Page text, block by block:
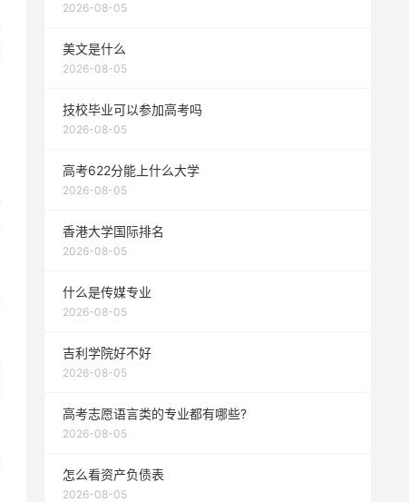
2026-08-05
美文是什么
2026-08-05
技校毕业可以参加高考吗
2026-08-05
高考622分能上什么大学
2026-08-05
香港大学国际排名
2026-08-05
什么是传媒专业
2026-08-05
吉利学院好不好
2026-08-05
高考志愿语言类的专业都有哪些?
2026-08-05
怎么看资产负债表
2026-08-05